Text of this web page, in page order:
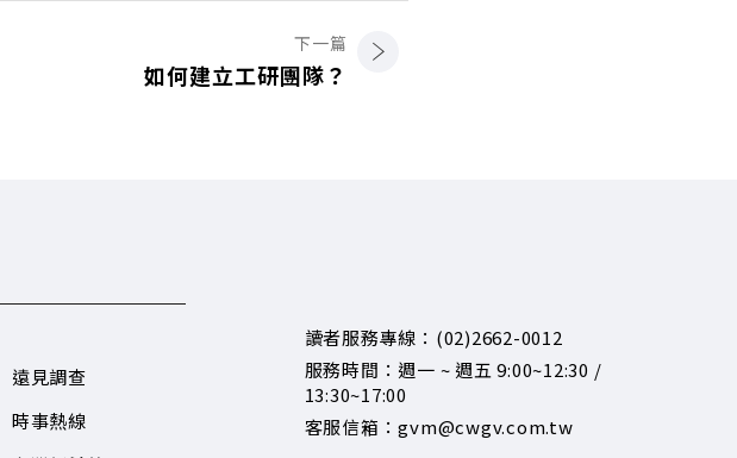
下一篇
如何建立工研團隊？
遠見調查
時事熱線
讀者服務專線：(02)2662-0012
服務時間：週一 ~ 週五 9:00~12:30 /
13:30~17:00
客服信箱：gvm@cwgv.com.tw